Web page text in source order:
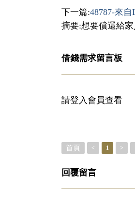
下一篇:48787-來
摘要:想要償還給
借錢需求留言板
請登入會員查看
首頁 < 1 >
回覆留言